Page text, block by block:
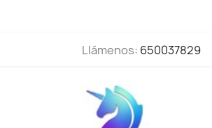
Llámenos: 650037829